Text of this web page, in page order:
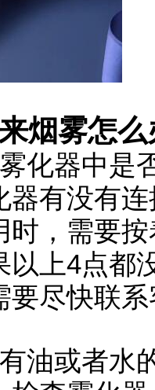
烟雾怎么
化器中是
器有没有
时，需要
以上4点都
要尽快联
油或者水